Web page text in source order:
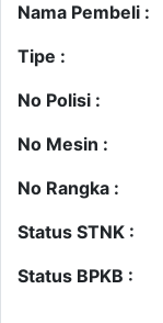
Nama Pembeli :
Tipe :
No Polisi :
No Mesin :
No Rangka :
Status STNK :
Status BPKB :